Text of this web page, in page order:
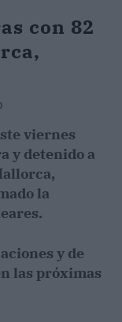
con 82
viernes
y detenido a
la
y de
las próximas